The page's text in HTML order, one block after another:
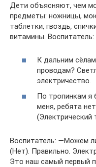
Дети объясняют, чем
предметы: ножницы,
таблетки, гвоздь,
витамины. Воспитатель:
К дальним
проводам?
электричество.
По тропинкам я
меня, ребята
(Электрический
Воспитатель: —Можем
(Нет). Правильно.
Это наш самый первый